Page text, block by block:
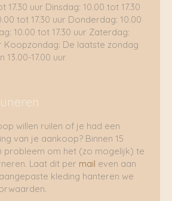
17.30 uur Dinsdag: 10.00 tot 17.30
tot 17.30 uur Donderdag: 10.00
10.00 tot 17.30 uur Zaterdag:
Koopzondag: De laatste zondag
13.00-17.00 uur
willen ruilen of je had een
van je aankoop? Binnen 15
probleem om het (zo mogelijk) te
Laat dit per mail even aan
kleding hanteren we